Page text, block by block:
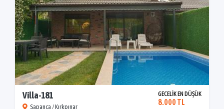
Villa-181
Sapanca / Kırkpınar
GECELİK EN DÜŞÜK
8.000 TL